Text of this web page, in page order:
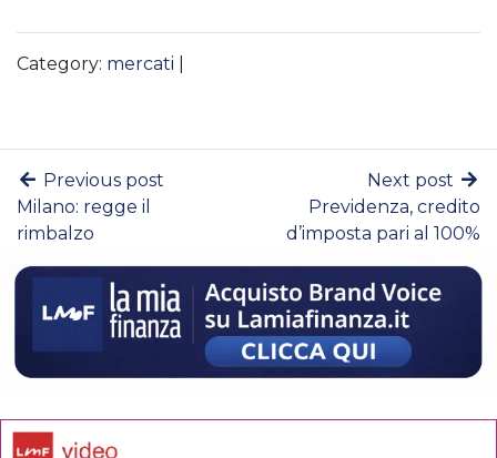
Category: mercati
Previous post
Milano: regge il
rimbalzo
Next post
Previdenza, credito
d’imposta pari al 100%